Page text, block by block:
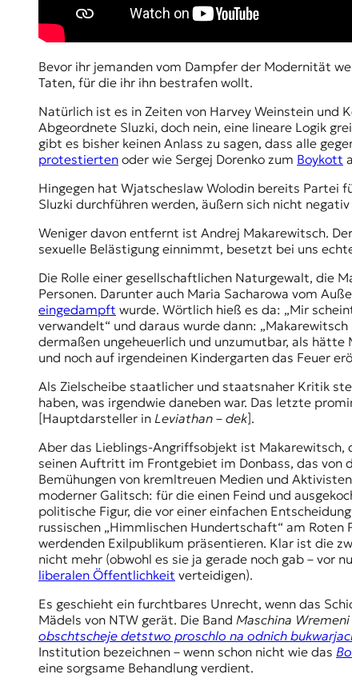
Bevor ihr jemanden vom Dampfer der Modernität
Taten, für die ihr ihn bestrafen wollt.
Natürlich ist es in Zeiten von Harvey Weinstein und
Abgeordnete Sluzki, doch nein, eine lineare Logik
gibt es bisher keinen Anlass zu sagen, dass alle
protestierten oder wie Sergej Dorenko zum Boykott
Hingegen hat Wjatscheslaw Wolodin bereits Partei
Sluzki durchführen werden, äußern sich nicht
Weniger davon entfernt ist Andrej Makarewitsch.
sexuelle Belästigung einnimmt, besetzt bei uns
Die Rolle einer gesellschaftlichen Naturgewalt, die
Personen. Darunter auch Maria Sacharowa vom
eingedampft wurde. Wörtlich hieß es da: „Mir
verwandelt“ und daraus wurde dann:
dermaßen ungeheuerlich und unzumutbar, als
und noch auf irgendeinen Kindergarten das Feuer
Als Zielscheibe staatlicher und staatsnaher Kritik
haben, was irgendwie daneben war. Das letzte
[Hauptdarsteller in Leviathan – dek].
Aber das Lieblings-Angriffsobjekt ist Makarewitsch,
seinen Auftritt im Frontgebiet im Donbass, das von
Bemühungen von kremltreuen Medien und
moderner Galitsch: für die einen Feind und
politische Figur, die vor einer einfachen
russischen „Himmlischen Hundertschaft“ am Roten
werdenden Exilpublikum präsentieren. Klar ist die
nicht mehr (obwohl es sie ja gerade noch gab – vor
liberalen Öffentlichkeit verteidigen).
Es geschieht ein furchtbares Unrecht, wenn das
Mädels von NTW gerät. Die Band Maschina Wremeni
obschtscheje detstwo proschlo na odnich
Institution bezeichnen – wenn schon nicht wie das
eine sorgsame Behandlung verdient.